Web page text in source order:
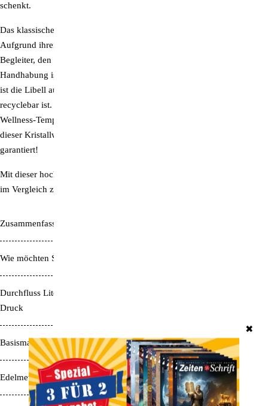
schenkt.
Das klassische Design fügt sich harmonisch in jedes Badezimmer ein.
Aufgrund ihrer robusten Titan-Bauweise ist die Libell ein langer
Begleiter, den Sie nicht mehr missen möchten. Durch die pflegeleichte
Handhabung ist sie ebenso ideal für Kinder geeignet. Darüber hinaus
ist die Libell auch absolut ökologisch, da sie konsequent 100 Prozent
recyclebar ist. Verwandeln Sie Ihr eigenes Badezimmer jetzt in einen
Wellness-Tempel voller Entspannung und Ausgeglichenheit – mit
dieser Kristallwirbel-Dusche ist ein einzigartiges Duscherlebnis
garantiert!
Mit dieser hochwertigen Dusche sparen Sie 30 bis 50 Prozent Wasser
im Vergleich zu einer herkömmlichen Dusche aus dem Baumarkt!
Zusammenfassung LifePower 4 "Libell"
Wie möchten Sie duschen?
Durchfluss Liter pro Minute - je nach
Druck
Basismaterial Resonanzplatte Titan
Edelmetall Titan
✖